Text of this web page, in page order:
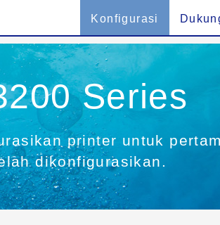
Konfigurasi
Series
printer untuk
dikonfigurasikan.